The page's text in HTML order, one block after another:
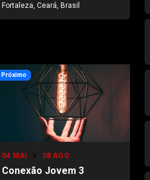
Fortaleza, Ceará, Brasil
04 MAI 08 AGO
Conexão Jovem 3
Próximo